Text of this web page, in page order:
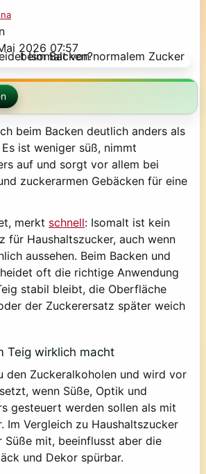
2026 07:57
beim Backen deutlich anders als
ist weniger süß, nimmt
auf und sorgt vor allem bei
zuckerarmen Gebäcken für eine
merkt schnell: Isomalt ist kein
für Haushaltszucker, auch wenn
aussehen. Beim Backen und
oft die richtige Anwendung
stabil bleibt, die Oberfläche
der Zuckerersatz später weich
Teig wirklich macht
den Zuckeralkoholen und wird vor
wenn Süße, Optik und
gesteuert werden sollen als mit
Im Vergleich zu Haushaltszucker
Süße mit, beeinflusst aber die
und Dekor spürbar.